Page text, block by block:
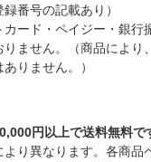
番号の記載あり）
ード・ペイジー・銀
ません。（商品によ
りません。）
円以上で送料無料で
り異なります。各商品